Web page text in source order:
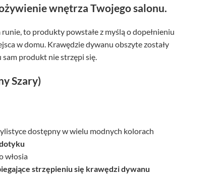
wnętrza Twojego salonu.
to produkty powstałe z myślą o dopełnieniu
w domu. Krawędzie dywanu obszyte zostały
sam produkt nie strzępi się.
Szary)
dostępny w wielu modnych kolorach
włosia
strzępieniu się krawędzi dywanu